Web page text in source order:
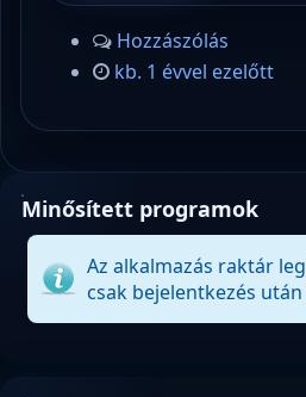
Hozzászólás
kb. 1 évvel ezelőtt
Minősített programok
Az alkalmazás raktár
csak bejelentkezés